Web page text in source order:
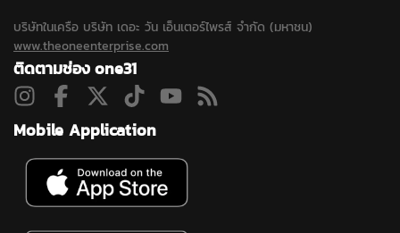
บริษัทในเครือ บริษัท เดอะ วัน เอ็นเตอร์ไพรส์ จำกัด (มหาชน)
www.theoneenterprise.com
ติดตามช่อง one31
Mobile Application